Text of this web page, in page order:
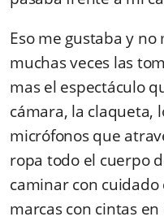
Eso me gustaba y
muchas veces las
mas el espectáculo
cámara, la claqueta,
micrófonos que
ropa todo el cuerpo
caminar con
marcas con cintas